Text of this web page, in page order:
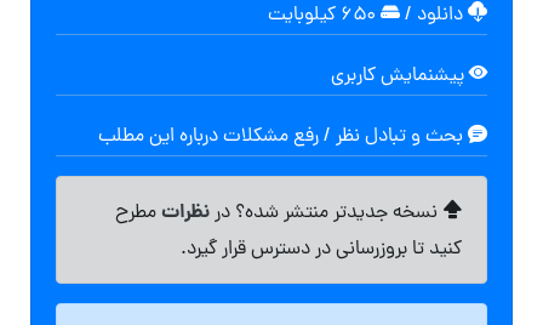
دانلود /
پیشنمایش کاربری
بحث و تبادل نظر / رفع مشکلات درباره این مطلب
نسخه جدیدتر منتشر شده؟ درنظراتمطرح
کنید تا بروزرسانی در دسترس قرار گیرد.